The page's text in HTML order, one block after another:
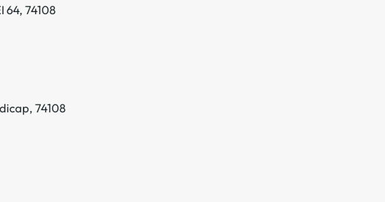
64, 74108
74108